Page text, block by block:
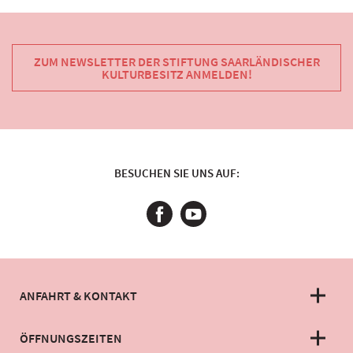
ZUM NEWSLETTER DER STIFTUNG SAARLÄNDISCHER
KULTURBESITZ ANMELDEN!
BESUCHEN SIE UNS AUF:
ANFAHRT & KONTAKT
ÖFFNUNGSZEITEN